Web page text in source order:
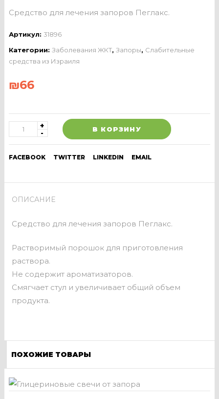
Средство для лечения запоров Пеглакс.
Артикул: 31896
Категории: Заболевания ЖКТ, Запоры, Слабительные
средства из Израиля
₪66
В КОРЗИНУ
FACEBOOK TWITTER LINKEDIN EMAIL
ОПИСАНИЕ
Средство для лечения запоров Пеглакс.
Растворимый порошок для приготовления
раствора.
Не содержит ароматизаторов.
Смягчает стул и увеличивает общий объем
продукта.
ПОХОЖИЕ ТОВАРЫ